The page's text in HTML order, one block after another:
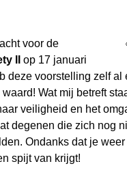
voor de
II
op 17 januari
deze voorstelling zelf al
Wat mij betreft
veiligheid en het
degenen die zich nog
Ondanks dat je
spijt van krijgt!